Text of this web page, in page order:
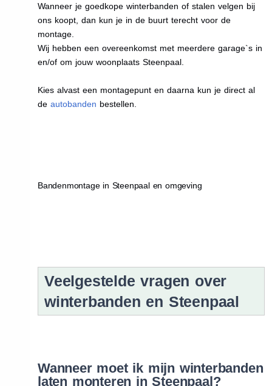
Wanneer je goedkope winterbanden of stalen velgen bij
ons koopt, dan kun je in de buurt terecht voor de
montage.
Wij hebben een overeenkomst met meerdere garage`s in
en/of om jouw woonplaats Steenpaal.
Kies alvast een montagepunt en daarna kun je direct al
de autobanden bestellen.
Bandenmontage in Steenpaal en omgeving
Veelgestelde vragen over
winterbanden en Steenpaal
Wanneer moet ik mijn winterbanden
laten monteren in Steenpaal?